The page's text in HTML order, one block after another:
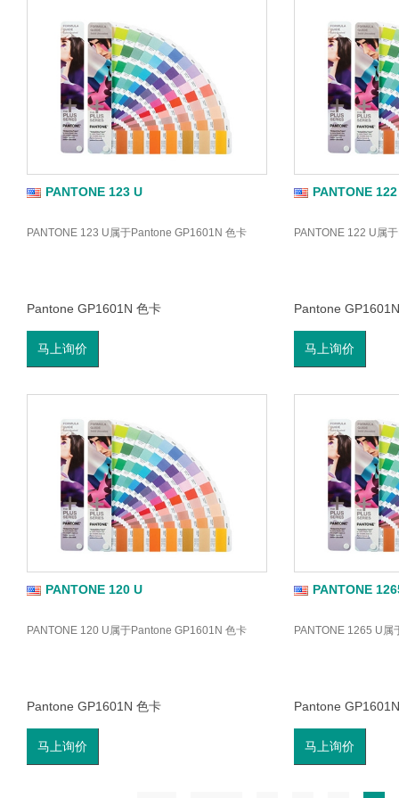
PANTONE 123 U
PANTONE 123 U属于Pantone GP1601N 色卡
Pantone GP1601N 色卡
马上询价
PANTONE
PANTONE 122 U属
Pantone
马上询价
PANTONE 120 U
PANTONE 120 U属于Pantone GP1601N 色卡
Pantone GP1601N 色卡
马上询价
PANTONE
PANTONE 1265 U
Pantone
马上询价